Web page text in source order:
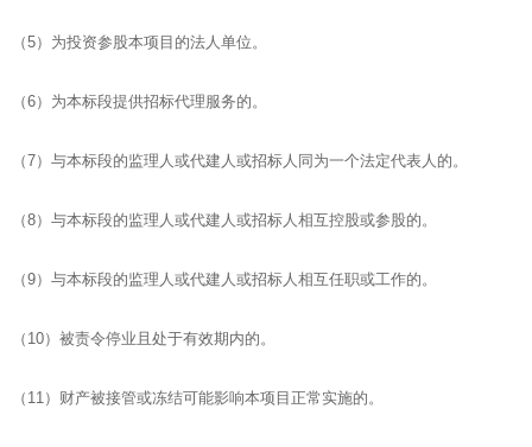
（5）为投资参股本项目的法人单位。
（6）为本标段提供招标代理服务的。
（7）与本标段的监理人或代建人或招标人同为一个法定代表人的。
（8）与本标段的监理人或代建人或招标人相互控股或参股的。
（9）与本标段的监理人或代建人或招标人相互任职或工作的。
（10）被责令停业且处于有效期内的。
（11）财产被接管或冻结可能影响本项目正常实施的。